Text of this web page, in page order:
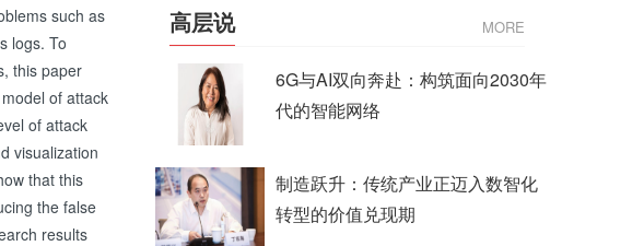
such as
logs. To
this paper
of attack
of attack
visualization
that this
the false
results
高层说 MORE
6G与AI双向奔赴：构筑面向2030年
代的智能网络
制造跃升：传统产业正迈入数智化
转型的价值兑现期